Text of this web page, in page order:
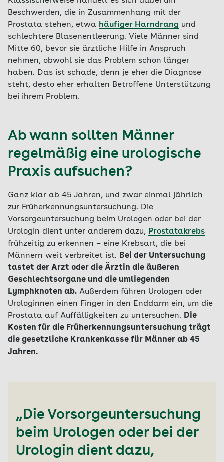
Beschwerden, die in Zusammenhang mit der
Prostata stehen, etwa häufiger Harndrang und
schlechtere Blasenentleerung. Viele Männer sind
Mitte 60, bevor sie ärztliche Hilfe in Anspruch
nehmen, obwohl sie das Problem schon länger
haben. Das ist schade, denn je eher die Diagnose
steht, desto eher erhalten Betroffene Unterstützung
bei ihrem Problem.
Ab wann sollten Männer
regelmäßig eine urologische
Praxis aufsuchen?
Ganz klar ab 45 Jahren, und zwar einmal jährlich
zur Früherkennungsuntersuchung. Die
Vorsorgeuntersuchung beim Urologen oder bei der
Urologin dient unter anderem dazu, Prostatakrebs
frühzeitig zu erkennen – eine Krebsart, die bei
Männern weit verbreitet ist. Bei der Untersuchung
tastet der Arzt oder die Ärztin die äußeren
Geschlechtsorgane und die umliegenden
Lymphknoten ab. Außerdem führen Urologen oder
Urologinnen einen Finger in den Enddarm ein, um die
Prostata auf Auffälligkeiten zu untersuchen. Die
Kosten für die Früherkennungsuntersuchung trägt
die gesetzliche Krankenkasse für Männer ab 45
Jahren.
„Die Vorsorgeuntersuchung
beim Urologen oder bei der
Urologin dient dazu,